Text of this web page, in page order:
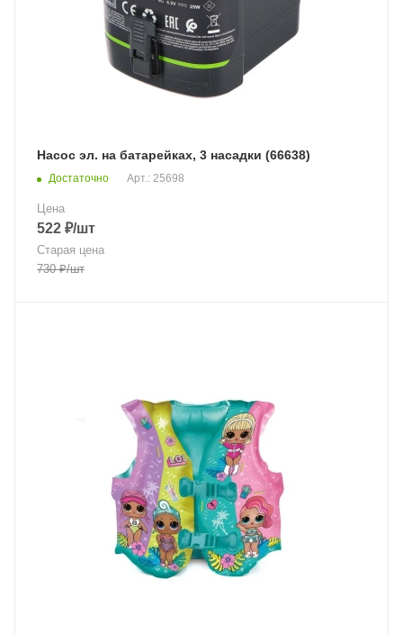
Насос эл. на батарейках, 3 насадки (66638)
Достаточно Арт.: 25698
Цена
522 ₽/шт
Старая цена
730₽/шт